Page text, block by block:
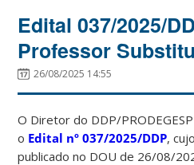
Edital 037/2025/
Professor
26/08/2025 14:55
O Diretor do DDP/
o Edital nº 037/2025/DDP,
publicado no DOU de 26/08/